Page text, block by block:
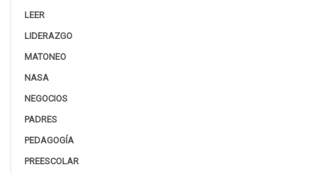
LEER
LIDERAZGO
MATONEO
NASA
NEGOCIOS
PADRES
PEDAGOGÍA
PREESCOLAR